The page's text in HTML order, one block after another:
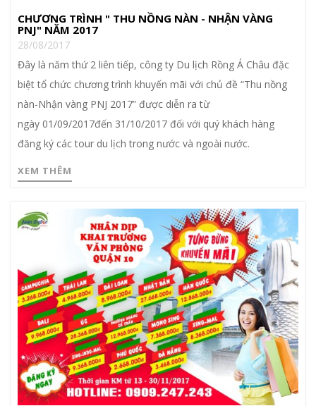
CHƯƠNG TRÌNH " THU NỒNG NÀN - NHẬN VÀNG
PNJ" NĂM 2017
28/08/2017
Đây là năm thứ 2 liên tiếp, công ty Du lịch Rồng Á Châu đặc
biệt tổ chức chương trình khuyến mãi với chủ đề “Thu nồng
nàn-Nhận vàng PNJ 2017” được diễn ra từ
ngày 01/09/2017đến 31/10/2017 đối với quý khách hàng
đăng ký các tour du lịch trong nước và ngoài nước.
XEM THÊM